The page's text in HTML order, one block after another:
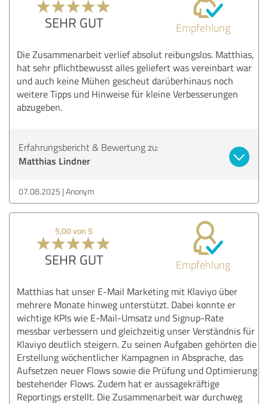
SEHR GUT Empfehlung
Die Zusammenarbeit verlief absolut reibungslos. Matthias,
hat sehr pflichtbewusst alles geliefert was vereinbart war
und auch keine Mühen gescheut darüberhinaus noch
weitere Tipps und Hinweise für kleine Verbesserungen
abzugeben.
Erfahrungsbericht & Bewertung zu:
Matthias Lindner
07.08.2025 Anonym
5,00 von 5
SEHR GUT Empfehlung
Matthias hat unser E-Mail Marketing mit Klaviyo über
mehrere Monate hinweg unterstützt. Dabei konnte er
wichtige KPIs wie E-Mail-Umsatz und Signup-Rate
messbar verbessern und gleichzeitig unser Verständnis für
Klaviyo deutlich steigern. Zu seinen Aufgaben gehörten die
Erstellung wöchentlicher Kampagnen in Absprache, das
Aufsetzen neuer Flows sowie die Prüfung und Optimierung
bestehender Flows. Zudem hat er aussagekräftige
Reportings erstellt. Die Zusammenarbeit war durchweg